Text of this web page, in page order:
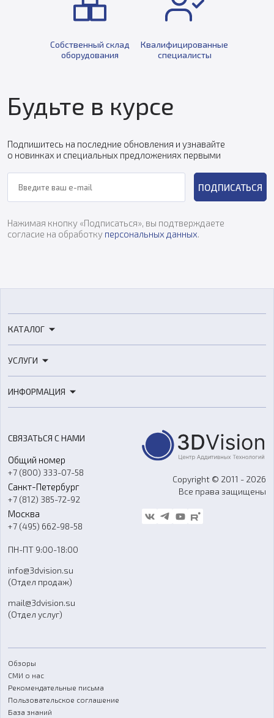
Собственный склад
оборудования
Квалифицированные
специалисты
Будьте в курсе
Подпишитесь на последние обновления и узнавайте
о новинках и специальных предложениях первыми
ПОДПИСАТЬСЯ
Нажимая кнопку «Подписаться», вы подтверждаете
согласие на обработку персональных данных
КАТАЛОГ
3D-сканеры
Расходные материалы
Оборудование и материалы для вакуумного литья
Аксессуары и прочее оборудование
Программное обеспечение
УСЛУГИ
3D-моделирование
Ремонт и услуги
ИНФОРМАЦИЯ
О компании
Контакты
Гос. закупки
Стать дилером
Блог
FAQ
СВЯЗАТЬСЯ С НАМИ
Общий номер
+7 (800) 333-07-58
Санкт-Петербург
+7 (812) 385-72-92
Москва
+7 (495) 662-98-58
ПН-ПТ 9:00-18:00
info@3dvision.su
(Отдел продаж)
mail@3dvision.su
(Отдел услуг)
Copyright © 2011 - 2026
Все права защищены
Обзоры
СМИ о нас
Рекомендательные письма
Пользовательское соглашение
База знаний